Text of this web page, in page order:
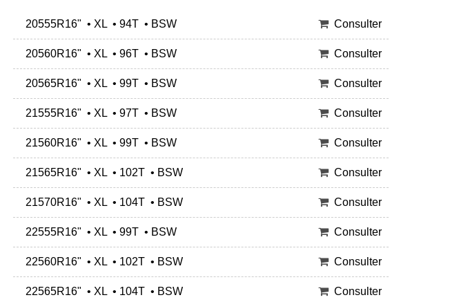
20555R16" • XL • 94T • BSW Consulter
20560R16" • XL • 96T • BSW Consulter
20565R16" • XL • 99T • BSW Consulter
21555R16" • XL • 97T • BSW Consulter
21560R16" • XL • 99T • BSW Consulter
21565R16" • XL • 102T • BSW Consulter
21570R16" • XL • 104T • BSW Consulter
22555R16" • XL • 99T • BSW Consulter
22560R16" • XL • 102T • BSW Consulter
22565R16" • XL • 104T • BSW Consulter